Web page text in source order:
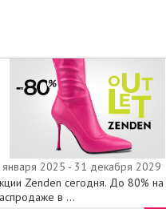
января 2025 - 31 декабря 2029
Zenden сегодня. До 80% на
в ...